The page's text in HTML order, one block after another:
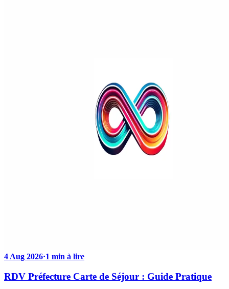
4 Aug 2026·1 min à lire
RDV Préfecture Carte de Séjour : Guide Pratique